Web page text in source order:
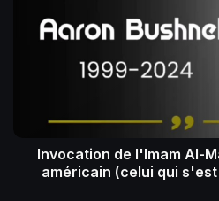
Invocation de l'Imam Al-
américain (celui qui